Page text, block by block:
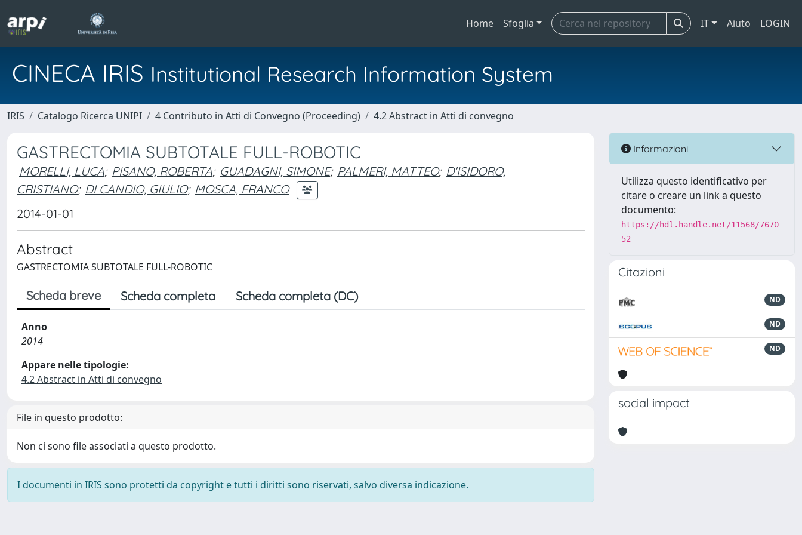
Home Sfoglia IT Aiuto LOGIN
CINECA IRIS Institutional Research Information System
IRIS Catalogo Ricerca UNIPI 4 Contributo in Atti di Convegno (Proceeding) 4.2 Abstract in Atti di convegno
GASTRECTOMIA SUBTOTALE FULL-ROBOTIC
MORELLI, LUCA; PISANO, ROBERTA; GUADAGNI, SIMONE; PALMERI, MATTEO; D'ISIDORO,
CRISTIANO; DI CANDIO, GIULIO; MOSCA, FRANCO
2014-01-01
Abstract
GASTRECTOMIA SUBTOTALE FULL-ROBOTIC
Scheda breve Scheda completa Scheda completa (DC)
Anno
2014
Appare nelle tipologie:
4.2 Abstract in Atti di convegno
File in questo prodotto:
Non ci sono file associati a questo prodotto.
I documenti in IRIS sono protetti da copyright e tutti i diritti sono riservati, salvo diversa indicazione.
Informazioni
Utilizza questo identificativo per
citare o creare un link a questo
documento:
https://hdl.handle.net/11568/7670
52
Citazioni
ND
ND
ND
social impact